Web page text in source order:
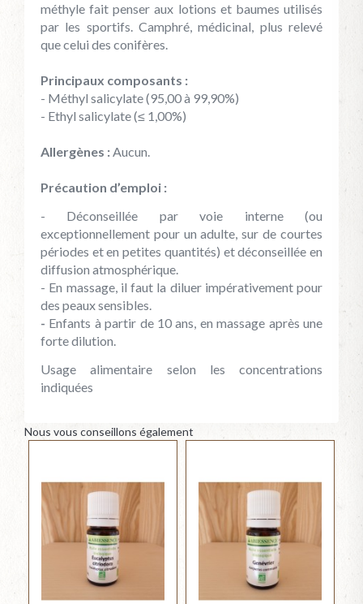
méthyle fait penser aux lotions et baumes utilisés
par les sportifs. Camphré, médicinal, plus relevé
que celui des conifères.
Principaux composants :
- Méthyl salicylate (95,00 à 99,90%)
- Ethyl salicylate (≤ 1,00%)
Allergènes :Aucun.
Précaution d’emploi :
- Déconseillée par voie interne (ou
exceptionnellement pour un adulte, sur de courtes
périodes et en petites quantités) et déconseillée en
diffusion atmosphérique.
- En massage, il faut la diluer impérativement pour
des peaux sensibles.
- Enfants à partir de 10 ans, en massage après une
forte dilution.
Usage alimentaire selon les concentrations
indiquées
Nous vous conseillons également